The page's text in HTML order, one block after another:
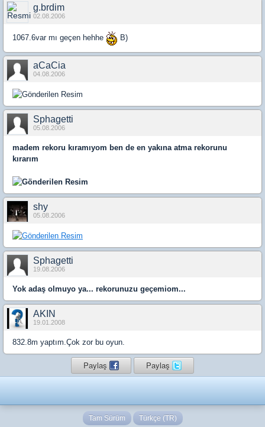
g.brdim
02.08.2006
1067.6var mı geçen hehhe B)
aCaCia
04.08.2006
Sphagetti
05.08.2006
madem rekoru kıramıyom ben de en yakına atma rekorunu
kırarım
shy
05.08.2006
Sphagetti
19.08.2006
Yok adaş olmuyo ya... rekorunuzu geçemiom...
AKIN
19.01.2008
832.8m yaptım.Çok zor bu oyun.
Paylaş Paylaş
Tam Sürüm Türkçe (TR)